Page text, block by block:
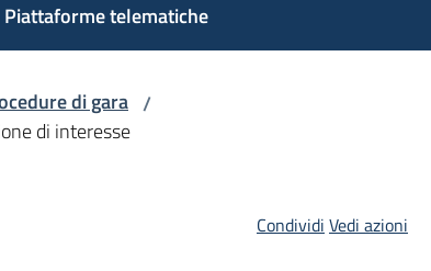
Piattaforme telematiche
di gara /
di interesse
Condividi Vedi azioni